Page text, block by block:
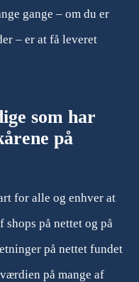
gange – om du er
– er at få leveret
som har
på
for alle og enhver at
på nettet og på
på nettet fundet
på mange af